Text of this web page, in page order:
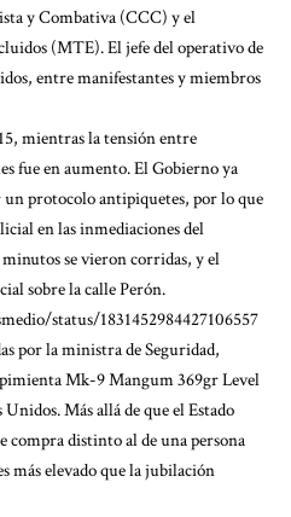
y Combativa (CCC) y el
(MTE). El jefe del operativo de
entre manifestantes y miembros
mientras la tensión entre
fue en aumento. El Gobierno ya
un protocolo antipiquetes, por lo que
en las inmediaciones del
se vieron corridas, y el
sobre la calle Perón.
status/1831452984427106557
por la ministra de Seguridad,
Mk-9 Mangum 369gr Level
Más allá de que el Estado
compra distinto al de una persona
más elevado que la jubilación